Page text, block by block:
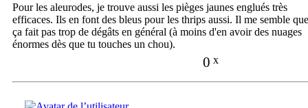
Pour les aleurodes, je trouve aussi les pièges jaunes englués très
efficaces. Ils en font des bleus pour les thrips aussi. Il me semble que
ça fait pas trop de dégâts en général (à moins d'en avoir des nuages
énormes dès que tu touches un chou).
0 x